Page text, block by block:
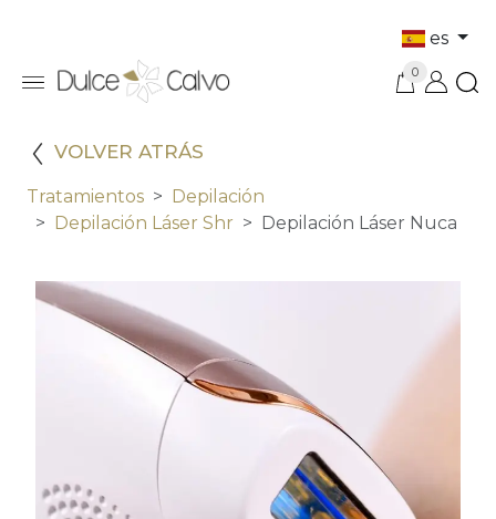
es
0
VOLVER ATRÁS
Tratamientos
Depilación
Depilación Láser Shr
Depilación Láser Nuca